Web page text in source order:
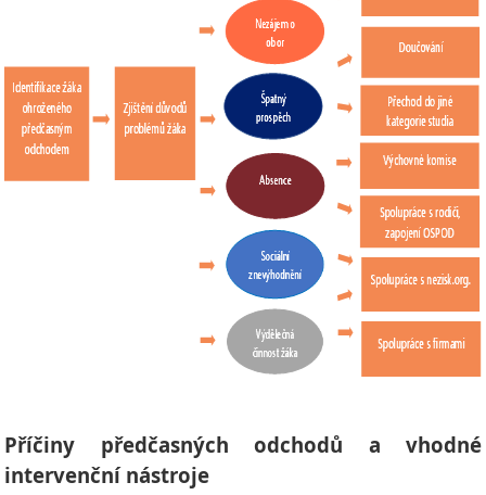
Příčiny předčasných odchodů a vhodné
intervenční nástroje